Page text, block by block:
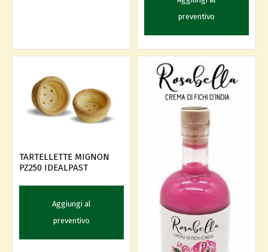
preventivo
TARTELLETTE MIGNON
PZ250 IDEALPAST
Aggiungi al
preventivo